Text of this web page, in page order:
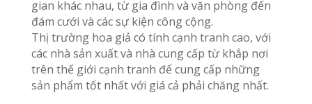
gian khác nhau, từ gia đình và văn phòng đến
đám cưới và các sự kiện công cộng.
Thị trường hoa giả có tính cạnh tranh cao, với
các nhà sản xuất và nhà cung cấp từ khắp nơi
trên thế giới cạnh tranh để cung cấp những
sản phẩm tốt nhất với giá cả phải chăng nhất.